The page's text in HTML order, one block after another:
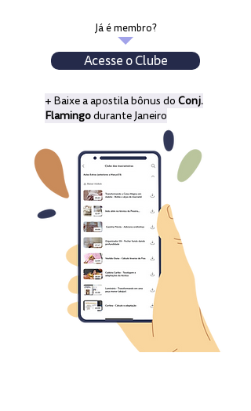
Já é membro?
Acesse o Clube
+ Baixe a apostila bônus do Conj.
Flamingodurante Janeiro